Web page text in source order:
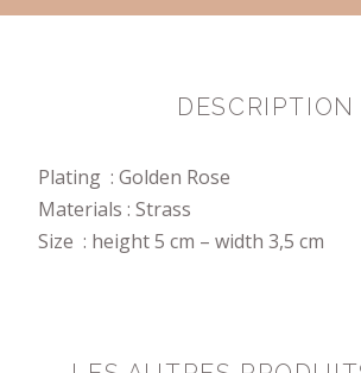
DESCRIPTION
Plating : Golden Rose
Materials : Strass
Size : height 5 cm – width 3,5 cm